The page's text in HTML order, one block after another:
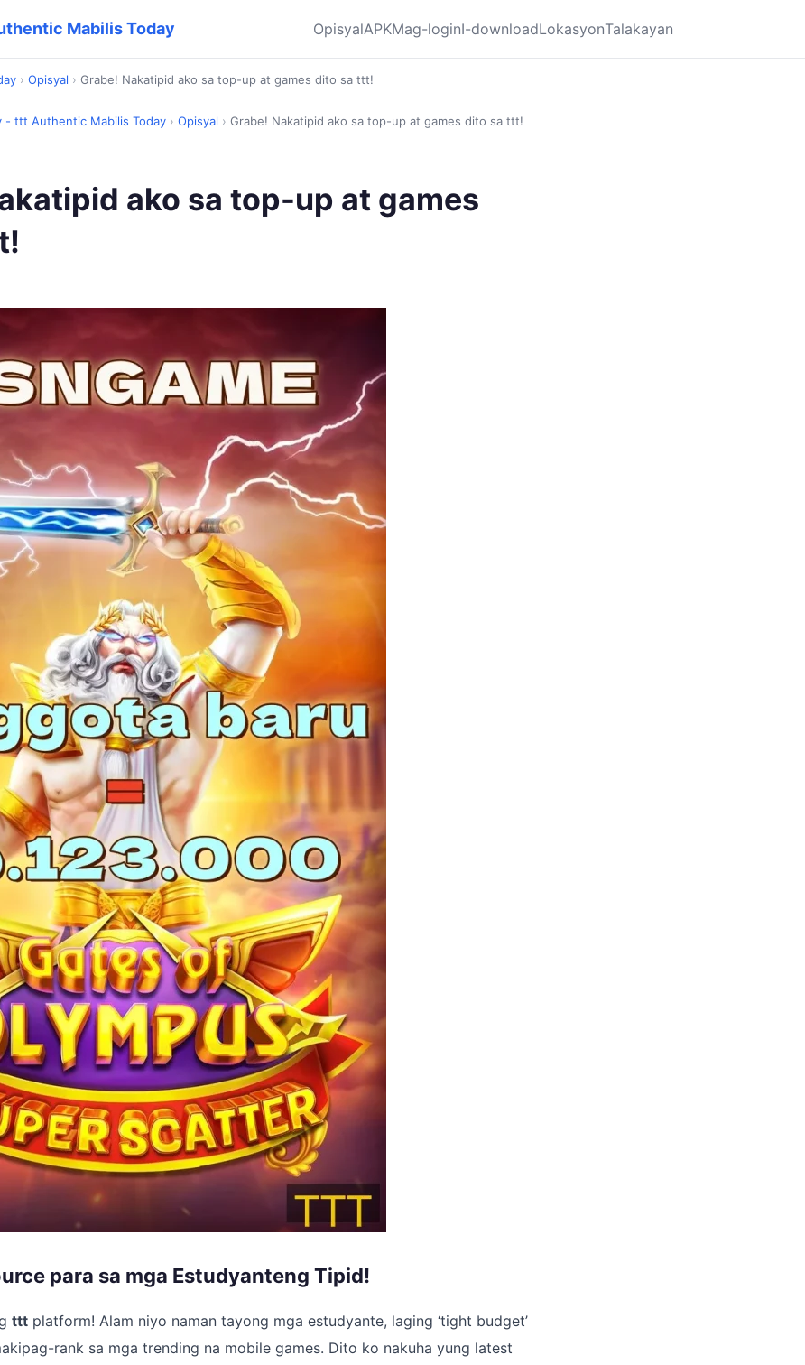
Mabilis Today OpisyalAPKMag-loginI-downloadLokasyonTalakayan
› Opisyal › Grabe! Nakatipid ako sa top-up at games dito sa ttt!
- ttt Authentic Mabilis Today › Opisyal › Grabe! Nakatipid ako sa top-up at games dito sa ttt!
ako sa top-up at games
para sa mga Estudyanteng Tipid!
ttt platform! Alam niyo naman tayong mga estudyante, laging ‘tight budget’
rank sa mga trending na mobile games. Dito ko nakuha yung latest